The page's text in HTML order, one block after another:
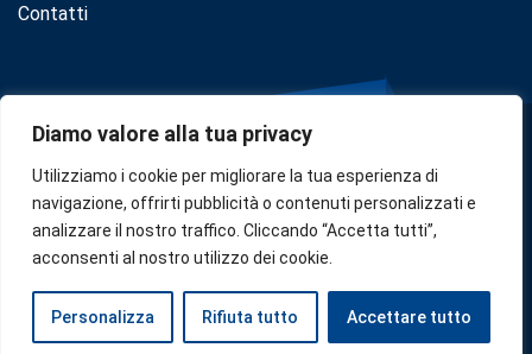
Diamo valore alla tua privacy
Utilizziamo i cookie per migliorare la tua esperienza di
navigazione, offrirti pubblicità o contenuti personalizzati e
analizzare il nostro traffico. Cliccando “Accetta tutti”,
acconsenti al nostro utilizzo dei cookie.
Personalizza Rifiuta tutto Accettare tutto
Contatti
Privacy•Cookie Policy•Disclaimer
Copyright © 2024Confindustria Serbia. Designed byZoe
Milano